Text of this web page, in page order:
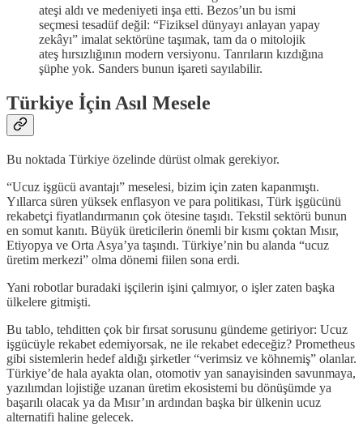
ateşi aldı ve medeniyeti inşa etti. Bezos’un bu ismi
seçmesi tesadüf değil: “Fiziksel dünyayı anlayan yapay
zekâyı” imalat sektörüne taşımak, tam da o mitolojik
ateş hırsızlığının modern versiyonu. Tanrıların kızdığına
şüphe yok. Sanders bunun işareti sayılabilir.
Türkiye İçin Asıl Mesele
Bu noktada Türkiye özelinde dürüst olmak gerekiyor.
“Ucuz işgücü avantajı” meselesi, bizim için zaten kapanmıştı.
Yıllarca süren yüksek enflasyon ve para politikası, Türk işgücünü
rekabetçi fiyatlandırmanın çok ötesine taşıdı. Tekstil sektörü bunun
en somut kanıtı. Büyük üreticilerin önemli bir kısmı çoktan Mısır,
Etiyopya ve Orta Asya’ya taşındı. Türkiye’nin bu alanda “ucuz
üretim merkezi” olma dönemi fiilen sona erdi.
Yani robotlar buradaki işçilerin işini çalmıyor, o işler zaten başka
ülkelere gitmişti.
Bu tablo, tehditten çok bir fırsat sorusunu gündeme getiriyor: Ucuz
işgücüyle rekabet edemiyorsak, ne ile rekabet edeceğiz? Prometheus
gibi sistemlerin hedef aldığı şirketler “verimsiz ve köhnemiş” olanlar.
Türkiye’de hala ayakta olan, otomotiv yan sanayisinden savunmaya,
yazılımdan lojistiğe uzanan üretim ekosistemi bu dönüşümde ya
başarılı olacak ya da Mısır’ın ardından başka bir ülkenin ucuz
alternatifi haline gelecek.